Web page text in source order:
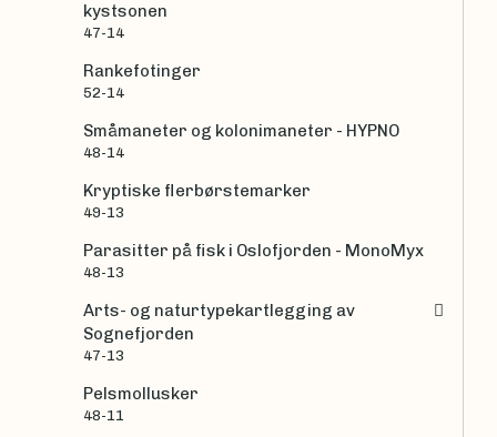
kystsonen
47-14
Rankefotinger
52-14
Småmaneter og kolonimaneter - HYPNO
48-14
Kryptiske flerbørstemarker
49-13
Parasitter på fisk i Oslofjorden - MonoMyx
48-13
Arts- og naturtypekartlegging av
Sognefjorden
47-13
Pelsmollusker
48-11